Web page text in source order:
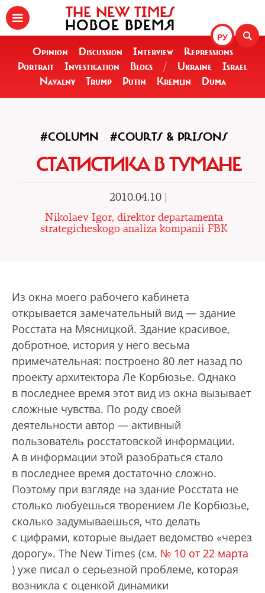
РУ
THE NEW TIMES
НОВОЕ ВРЕМЯ
Opinion Discussion Interview
Repressions
Portrait
Investigation Blogs / Ukraine
Israel
Navalny
Trump Putin Kremlin Duma
#COLUMN #COURTS & PRISONS
СТАТИСТИКА В ТУМАНЕ
2010.04.10 |
Nikolaev Igor, direktor departamenta
strategicheskogo analiza kompanii FBK
Из окна моего рабочего кабинета
открывается замечательный вид — здание
Росстата на Мясницкой. Здание красивое,
добротное, история у него весьма
примечательная: построено 80 лет назад по
проекту архитектора Ле Корбюзье. Однако
в последнее время этот вид из окна вызывает
сложные чувства. По роду своей
деятельности автор — активный
пользователь росстатовской информации.
А в информации этой разобраться стало
в последнее время достаточно сложно.
Поэтому при взгляде на здание Росстата не
столько любуешься творением Ле Корбюзье,
сколько задумываешься, что делать
с цифрами, которые выдает ведомство «через
дорогу». The New Times (см. № 10 от 22 марта
) уже писал о серьезной проблеме, которая
возникла с оценкой динамики